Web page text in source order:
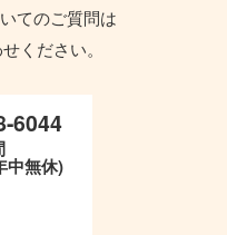
てのご質問は
ください。
6044
中無休)